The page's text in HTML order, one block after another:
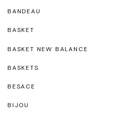
BANDEAU
BASKET
BASKET NEW BALANCE
BASKETS
BESACE
BIJOU